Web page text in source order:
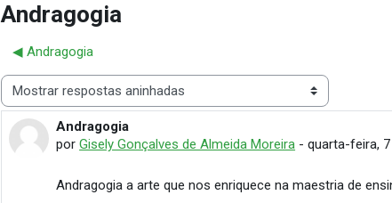
Andragogia
◀︎ Andragogia
Modo de visualização
Andragogia
porGisely Gonçalves de Almeida Moreira -quarta-feira,
Número de respostas: 1
Andragogia a arte que nos enriquece na maestria de